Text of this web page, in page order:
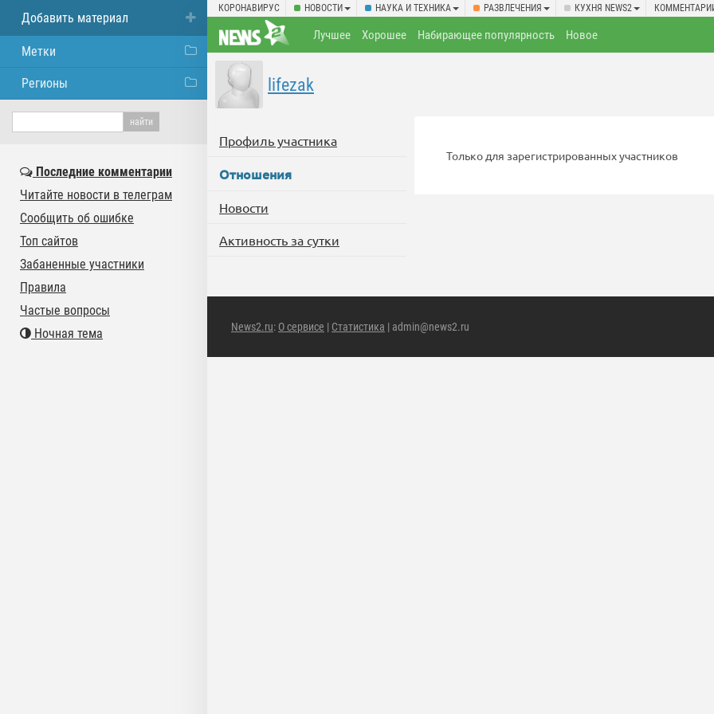
КОРОНАВИРУС НОВОСТИ НАУКА И ТЕХНИКА РАЗВЛЕЧЕНИЯ КУХНЯ NEWS2
Лучшее Хорошее Набирающее популярность Новое
lifezak
Профиль участника
Отношения
Новости
Активность за сутки
Только для зарегистрированных участников
News2.ru: О сервисе | Статистика | admin@news2.ru
Добавить материал
Метки
Регионы
Последние комментарии
Читайте новости в телеграм
Сообщить об ошибке
Топ сайтов
Забаненные участники
Правила
Частые вопросы
Ночная тема